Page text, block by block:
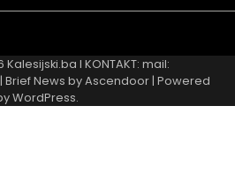
Kalesijski.ba I KONTAKT: mail:
Brief News byAscendoor | Powered
WordPress.